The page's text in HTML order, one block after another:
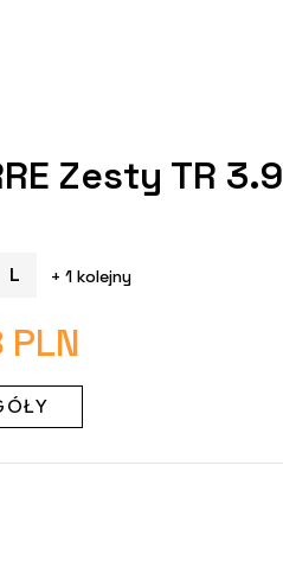
Zesty TR 3.9
L + 1 kolejny